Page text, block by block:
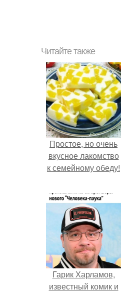
Читайте также
Простое, но очень
вкусное лакомство
к семейному обеду!
Гарик Харламов,
известный комик и